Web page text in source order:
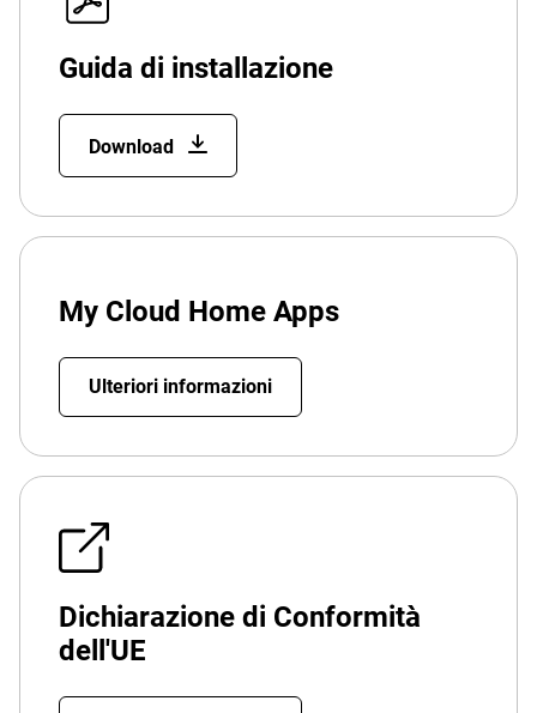
Guida di installazione
Download
My Cloud Home Apps
Ulteriori informazioni
Dichiarazione di Conformità
dell'UE